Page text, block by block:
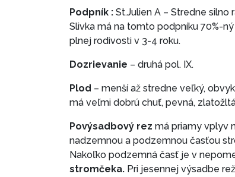
Podpník : St.Julien A – Stredne
Slivka má na tomto podpníku 70%-
plnej rodivosti v 3-4 roku.
Dozrievanie – druhá pol. IX.
Plod – menší až stredne veľký,
má veľmi dobrú chuť, pevná,
Povýsadbový rez má priamy vplyv
nadzemnou a podzemnou časťou
Nakoľko podzemná časť je v
stromčeka. Pri jesennej výsadbe